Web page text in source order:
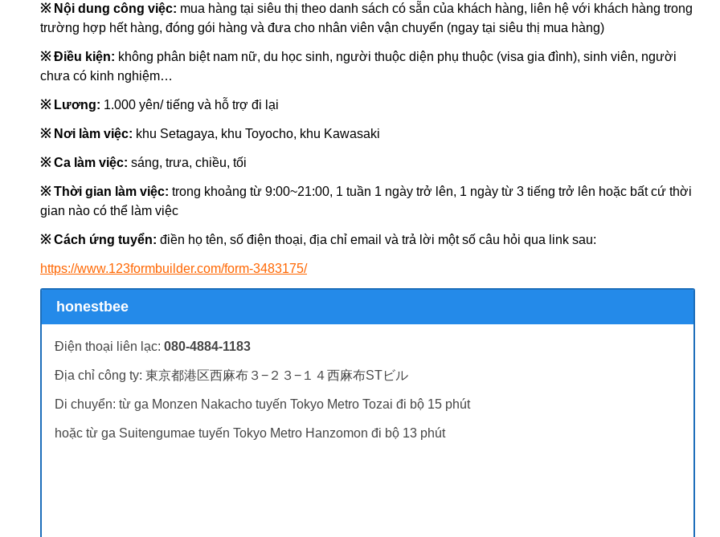
※ Nội dung công việc: mua hàng tại siêu thị theo danh sách có sẵn của khách hàng, liên hệ với khách hàng trong
trường hợp hết hàng, đóng gói hàng và đưa cho nhân viên vận chuyển (ngay tại siêu thị mua hàng)
※ Điều kiện: không phân biệt nam nữ, du học sinh, người thuộc diện phụ thuộc (visa gia đình), sinh viên, người
chưa có kinh nghiệm…
※ Lương: 1.000 yên/ tiếng và hỗ trợ đi lại
※ Nơi làm việc: khu Setagaya, khu Toyocho, khu Kawasaki
※ Ca làm việc: sáng, trưa, chiều, tối
※ Thời gian làm việc: trong khoảng từ 9:00~21:00, 1 tuần 1 ngày trở lên, 1 ngày từ 3 tiếng trở lên hoặc bất cứ thời
gian nào có thể làm việc
※ Cách ứng tuyển: điền họ tên, số điện thoại, địa chỉ email và trả lời một số câu hỏi qua link sau:
https://www.123formbuilder.com/form-3483175/
honestbee
Điện thoại liên lạc: 080-4884-1183
Địa chỉ công ty: 東京都港区西麻布３−２３−１４西麻布STビル
Di chuyển: từ ga Monzen Nakacho tuyến Tokyo Metro Tozai đi bộ 15 phút
hoặc từ ga Suitengumae tuyến Tokyo Metro Hanzomon đi bộ 13 phút